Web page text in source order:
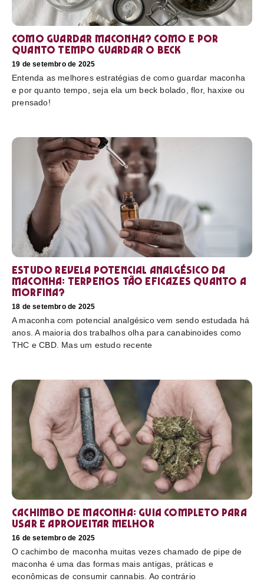
Como guardar maconha? Como e por
quanto tempo guardar o beck
19 de setembro de 2025
Entenda as melhores estratégias de como guardar maconha
e por quanto tempo, seja ela um beck bolado, flor, haxixe ou
prensado!
Estudo revela potencial analgésico da
maconha: terpenos tão eficazes quanto a
morfina?
18 de setembro de 2025
A maconha com potencial analgésico vem sendo estudada há
anos. A maioria dos trabalhos olha para canabinoides como
THC e CBD. Mas um estudo recente
Cachimbo de maconha: guia completo para
usar e aproveitar melhor
16 de setembro de 2025
O cachimbo de maconha muitas vezes chamado de pipe de
maconha é uma das formas mais antigas, práticas e
econômicas de consumir cannabis. Ao contrário